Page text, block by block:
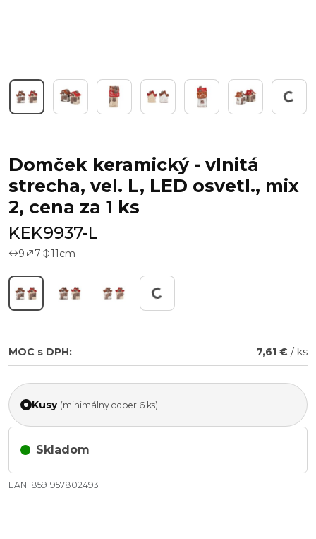
Working...
Domček keramický - vlnitá
strecha, vel. L, LED osvetl., mix
2, cena za 1 ks
KEK9937-L
9 7 11cm
Working...
MOC s DPH: 7,61 € / ks
Kusy (minimálny odber 6 ks)
Skladom
EAN: 8591957802493